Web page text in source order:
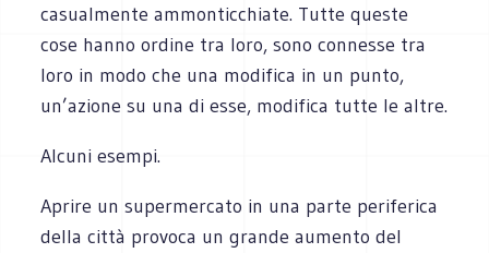
casualmente ammonticchiate. Tutte queste
cose hanno ordine tra loro, sono connesse tra
loro in modo che una modifica in un punto,
un’azione su una di esse, modifica tutte le altre.
Alcuni esempi.
Aprire un supermercato in una parte periferica
della città provoca un grande aumento del